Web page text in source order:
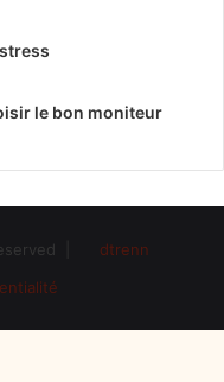
le bon moniteur
|
dtrenn